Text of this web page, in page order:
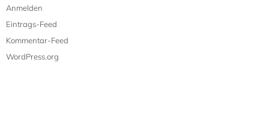
Anmelden
Eintrags-Feed
Kommentar-Feed
WordPress.org